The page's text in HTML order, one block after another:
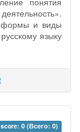
формы и виды
языку
0 (Всего: 0)